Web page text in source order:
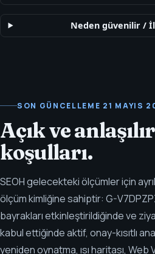
Neden güvenilir /
SON GÜNCELLEME 21 MAYIS
Açık ve
koşulları.
SEOH gelecekteki ölçümler için
ölçüm kimliğine sahiptir: G-
bayrakları etkinleştirildiğinde ve
kabul ettiğinde aktif, onay-kısıtlı
yeniden oynatma, ısı haritası,